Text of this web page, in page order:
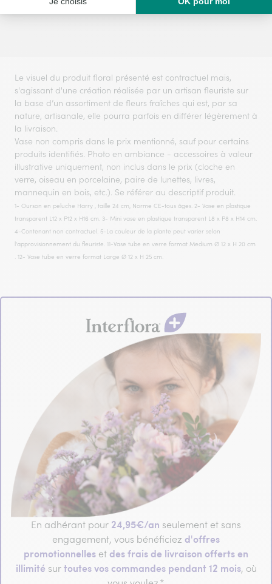
Le visuel du produit floral présenté est contractuel mais,
s'agissant d'une création réalisée par un artisan fleuriste sur
la base d’un assortiment de fleurs fraîches qui est, par sa
nature, artisanale, elle pourra parfois en différer légèrement à
la livraison.
Vase non compris dans le prix mentionné, sauf pour certains
produits identifiés. Photo en ambiance - accessoires à valeur
illustrative uniquement, non inclus dans le prix (cloche en
verre, oiseau en porcelaine, paire de lunettes, livres,
mannequin en bois, etc.). Se référer au descriptif produit.
1- Ourson en peluche Harry , taille 24 cm, Norme CE-tous âges. 2- Vase en plastique
transparent L12 x P12 x H16 cm. 3- Mini vase en plastique transparent L8 x P8 x H14 cm.
4-Contenant non contractuel. 5-La couleur de la plante peut varier selon
l'approvisionnement du fleuriste. 11-Vase tube en verre format Medium Ø 12 x H 20 cm
. 12- Vase tube en verre format Large Ø 12 x H 25 cm.
En adhérant pour 24,95€/an seulement et sans
engagement, vous bénéficiez d'offres
promotionnelles et des frais de livraison offerts en
illimité surtoutes vos commandes pendant 12 mois, où